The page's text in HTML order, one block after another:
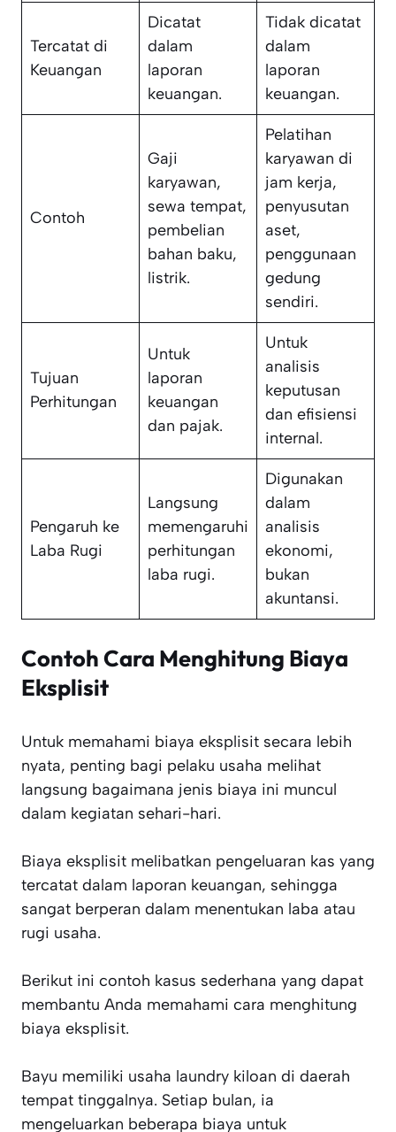
Tercatat di
Keuangan
Dicatat
dalam
laporan
keuangan.
Tidak dicatat
dalam
laporan
keuangan.
Contoh
Gaji
karyawan,
sewa tempat,
pembelian
bahan baku,
listrik.
Pelatihan
karyawan di
jam kerja,
penyusutan
aset,
penggunaan
gedung
sendiri.
Tujuan
Perhitungan
Untuk
laporan
keuangan
dan pajak.
Untuk
analisis
keputusan
dan efisiensi
internal.
Pengaruh ke
Laba Rugi
Langsung
memengaruhi
perhitungan
laba rugi.
Digunakan
dalam
analisis
ekonomi,
bukan
akuntansi.
Contoh Cara Menghitung Biaya
Eksplisit
Untuk memahami biaya eksplisit secara lebih
nyata, penting bagi pelaku usaha melihat
langsung bagaimana jenis biaya ini muncul
dalam kegiatan sehari-hari.
Biaya eksplisit melibatkan pengeluaran kas yang
tercatat dalam laporan keuangan, sehingga
sangat berperan dalam menentukan laba atau
rugi usaha.
Berikut ini contoh kasus sederhana yang dapat
membantu Anda memahami cara menghitung
biaya eksplisit.
Bayu memiliki usaha laundry kiloan di daerah
tempat tinggalnya. Setiap bulan, ia
mengeluarkan beberapa biaya untuk